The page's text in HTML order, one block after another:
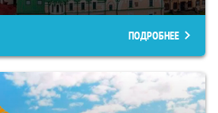
ПОДРОБНЕЕ